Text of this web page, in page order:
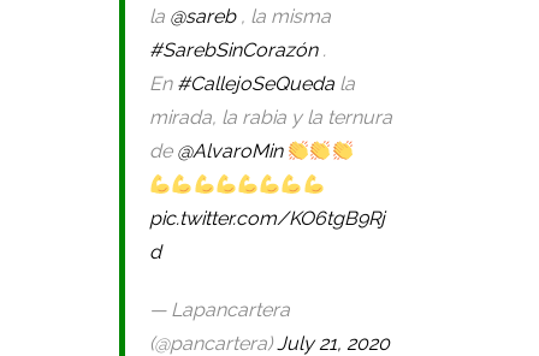
la @sareb, la misma
#SarebSinCorazón.
En #CallejoSeQueda la
mirada, la rabia y la ternura
de @AlvaroMin
pic.twitter.com/KO6tgB9Rj
d
— Lapancartera
(@pancartera)July 21, 2020